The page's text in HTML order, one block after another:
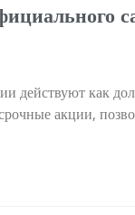
действуют как
акции,